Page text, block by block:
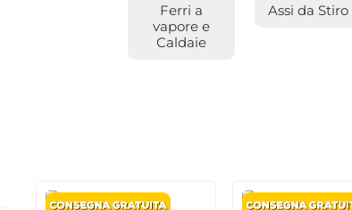
Ferri a
vapore e
Caldaie
Assi da Stiro